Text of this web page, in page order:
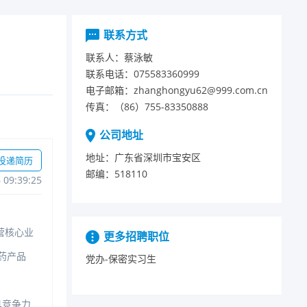
递简历
核心业
产品
争力
联系方式
联系人： 蔡泳敏
联系电话： 075583360999
电子邮箱： zhanghongyu62@999.com.cn
传真：
（86）755-83350888
公司地址
地址： 广东省深圳市宝安区
邮编： 518110
更多招聘职位
党办-保密实习生